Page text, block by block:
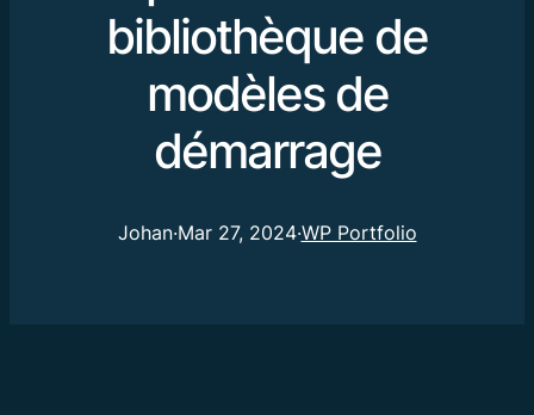
bibliothèque de
modèles de
démarrage
Johan·Mar 27, 2024·WP Portfolio